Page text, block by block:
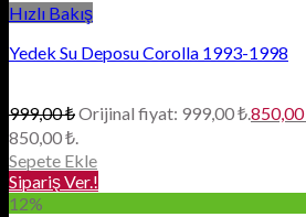
Hızlı Bakış
Yedek Su Deposu Corolla 1993-1998
999,00₺Orijinal fiyat: 999,00 ₺.850,00
850,00 ₺.
Sepete Ekle
Sipariş Ver.!
12%